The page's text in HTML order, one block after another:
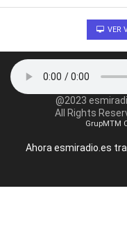
VER
@2023
All Rights
GrupMTM
Ahora esmiradio.es